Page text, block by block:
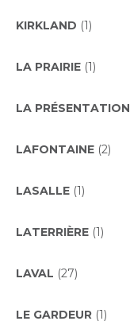
KIRKLAND (1)
LA PRAIRIE (1)
LA PRÉSENTATION
LAFONTAINE (2)
LASALLE (1)
LATERRIÈRE (1)
LAVAL (27)
LE GARDEUR (1)